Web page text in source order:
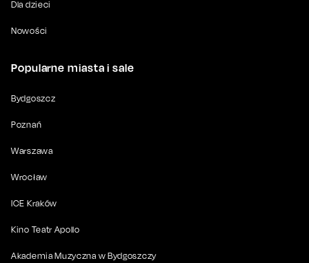
Dla dzieci
Nowości
Popularne miasta i sale
Bydgoszcz
Poznań
Warszawa
Wrocław
ICE Kraków
Kino Teatr Apollo
Akademia Muzyczna w Bydgoszczy